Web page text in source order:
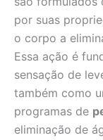
por suas
o corpo a
Essa ação é
sensação de
também como
programas de
eliminação de